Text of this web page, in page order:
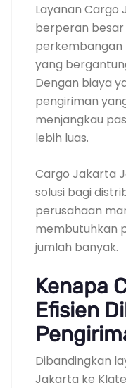
Layanan Cargo
berperan
perkembangan
yang
Dengan biaya
pengiriman
menjangkau
lebih luas.
Cargo Jakarta
solusi bagi
perusahaan
membutuhkan
jumlah banyak.
Kenapa
Efisien
Dibandingkan
Jakarta ke